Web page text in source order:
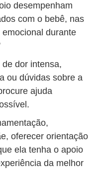
desempenham
com o bebê, nas
durante
dor intensa,
ou dúvidas sobre a
ajuda
oferecer orientação
ela tenha o apoio
da melhor